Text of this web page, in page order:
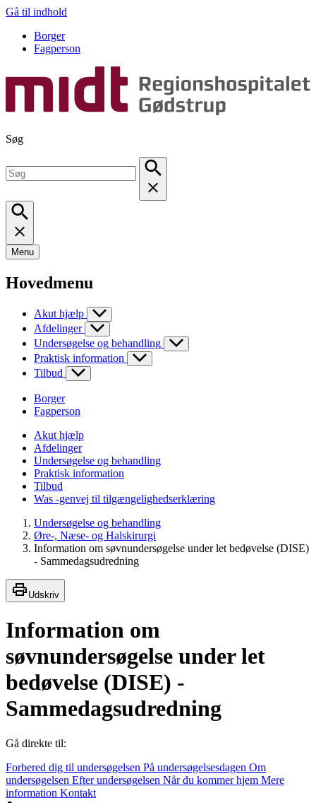
Gå til indhold
Borger
Fagperson
Søg
Menu
Hovedmenu
Akut hjælp
Afdelinger
Undersøgelse og behandling
Praktisk information
Tilbud
Borger
Fagperson
Akut hjælp
Afdelinger
Undersøgelse og behandling
Praktisk information
Tilbud
Was -genvej til tilgængelighedserklæring
Undersøgelse og behandling
Øre-, Næse- og Halskirurgi
Information om søvnundersøgelse under let bedøvelse (DISE)
- Sammedagsudredning
Udskriv
Information om
søvnundersøgelse under let
bedøvelse (DISE) -
Sammedagsudredning
Gå direkte til:
Forbered dig til undersøgelsen På undersøgelsesdagen Om
undersøgelsen Efter undersøgelsen Når du kommer hjem Mere
information Kontakt